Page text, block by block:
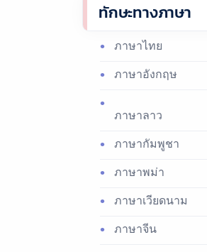
ทักษะทางภาษา
ภาษาไทย
ภาษาอังกฤษ
ภาษาลาว
ภาษากัมพูชา
ภาษาพม่า
ภาษาเวียดนาม
ภาษาจีน